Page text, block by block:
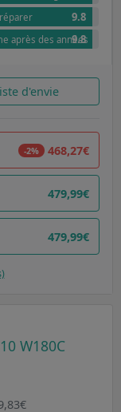
9.8
après des années
9.8
d'envie
-2% 468,27€
479,99€
479,99€
W180C